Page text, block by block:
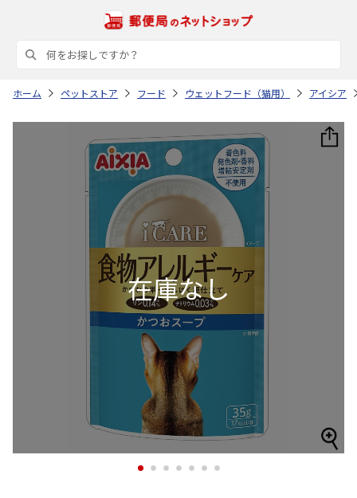
ホーム ペットストア フード ウェットフード（猫用） アイシア
1 2 3 4 5 6 7